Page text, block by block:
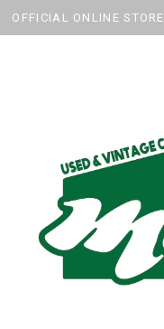
OFFICIAL ONLINE STORE